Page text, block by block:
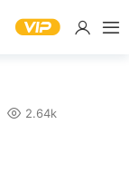
2.64k